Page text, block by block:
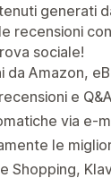
generati
recensioni
sociale!
Amazon,
e
via e-
le
Shopping,